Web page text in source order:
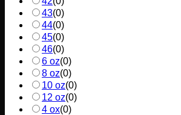
43(0)
44(0)
45(0)
46(0)
6 oz(0)
8 oz(0)
10 oz(0)
12 oz(0)
4 ox(0)